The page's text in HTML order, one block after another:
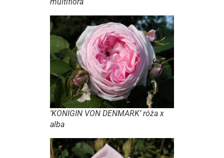
’KONIGIN VON DENMARK’ róża x
alba